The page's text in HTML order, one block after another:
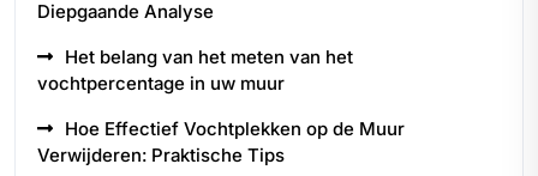
Diepgaande Analyse
Het belang van het meten van het
vochtpercentage in uw muur
Hoe Effectief Vochtplekken op de Muur
Verwijderen: Praktische Tips